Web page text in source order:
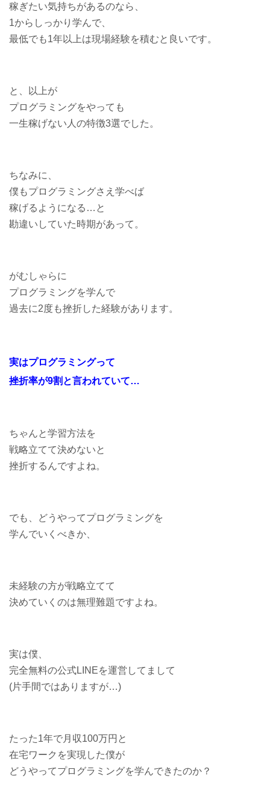
稼ぎたい気持ちがあるのなら、
1からしっかり学んで、
最低でも1年以上は現場経験を積むと良いです。
と、以上が
プログラミングをやっても
一生稼げない人の特徴3選でした。
ちなみに、
僕もプログラミングさえ学べば
稼げるようになる…と
勘違いしていた時期があって。
がむしゃらに
プログラミングを学んで
過去に2度も挫折した経験があります。
実はプログラミングって
挫折率が9割と言われていて…
ちゃんと学習方法を
戦略立てて決めないと
挫折するんですよね。
でも、どうやってプログラミングを
学んでいくべきか、
未経験の方が戦略立てて
決めていくのは無理難題ですよね。
実は僕、
完全無料の公式LINEを運営してまして
(片手間ではありますが…)
たった1年で月収100万円と
在宅ワークを実現した僕が
どうやってプログラミングを学んできたのか？